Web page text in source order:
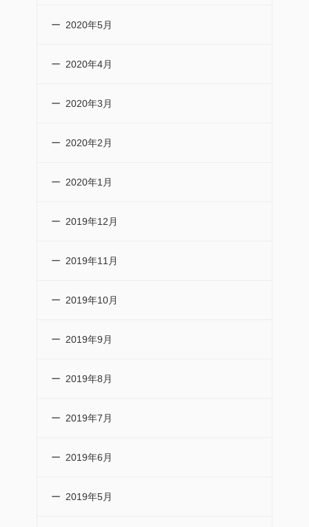
2020年5月
2020年4月
2020年3月
2020年2月
2020年1月
2019年12月
2019年11月
2019年10月
2019年9月
2019年8月
2019年7月
2019年6月
2019年5月